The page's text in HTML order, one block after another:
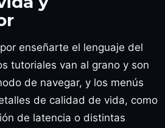
enseñarte el lenguaje del
tutoriales van al grano y son
de navegar, y los menús
de calidad de vida, como
de latencia o distintas